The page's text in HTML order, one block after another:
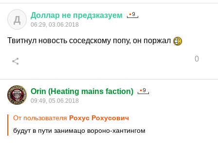
Д Доллар не предзказуем
06:29, 03.06.2018
Твитнул новость соседскому попу, он поржал
0
Orin (Heating mains faction)
09:49, 05.06.2018
От пользователя Рохус Рохусович
будут в пути занимацо вороно-хантингом